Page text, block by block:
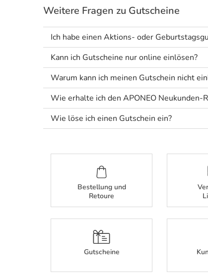
Weitere Fragen zu Gutscheine
Ich habe einen Aktions- oder
Kann ich Gutscheine nur online einlösen?
Warum kann ich meinen Gutschein nicht
Wie erhalte ich den APONEO Neukunden-
Wie löse ich einen Gutschein ein?
Bestellung und
Retoure
Gutscheine